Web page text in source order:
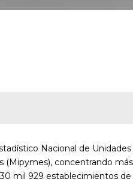
Nacional de
(Mipymes), concentrando
mil 929 establecimientos de